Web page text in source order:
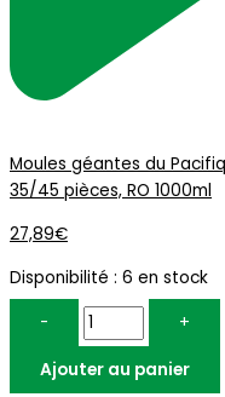
Moules géantes du
35/45 pièces, RO 1000ml
27,89€
Disponibilité : 6 en stock
-
+
Ajouter au panier